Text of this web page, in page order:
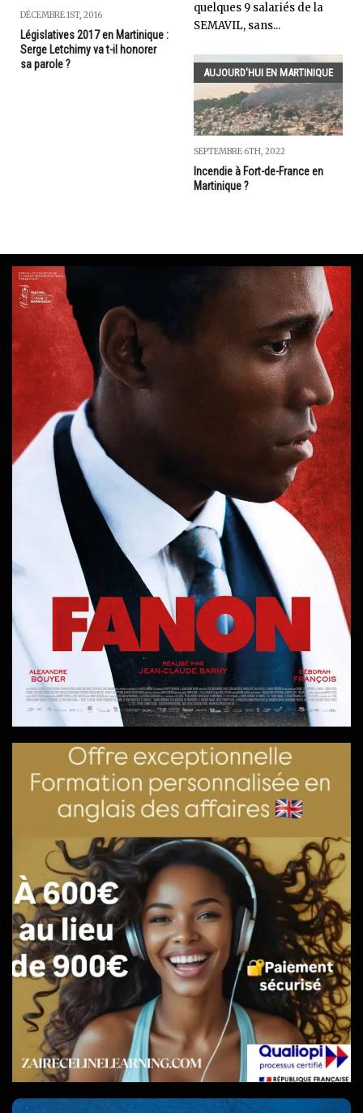
DÉCEMBRE 1ST, 2016
Législatives 2017 en Martinique :
Serge Letchimy va t-il honorer
sa parole ?
quelques 9 salariés de la
SEMAVIL, sans...
AUJOURD'HUI EN MARTINIQUE
SEPTEMBRE 6TH, 2022
Incendie à Fort-de-France en
Martinique ?